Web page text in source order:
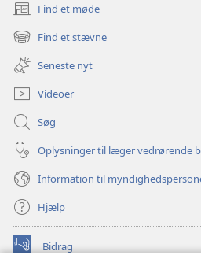
Find et møde
(åbner
nyt
vindue)
Find et stævne
(åbner
nyt
vindue)
Seneste nyt
Videoer
Søg
Oplysninger til læger vedrørende
Information til
Hjælp
Bidrag
(åbner